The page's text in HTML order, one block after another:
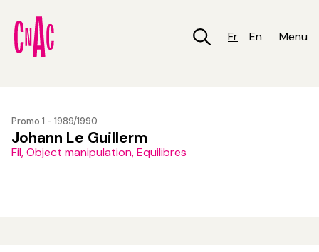
contenu
principal
Fr En Menu
Promo 1 - 1989/1990
Johann Le Guillerm
Fil, Object manipulation, Equilibres